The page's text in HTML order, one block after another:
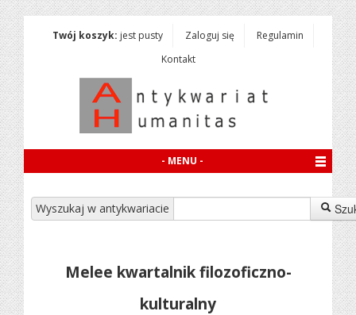
Twój koszyk: jest pusty Zaloguj się
Regulamin
Kontakt
- MENU -
Wyszukaj w antykwariacie
Melee kwartalnik filozoficzno-
kulturalny